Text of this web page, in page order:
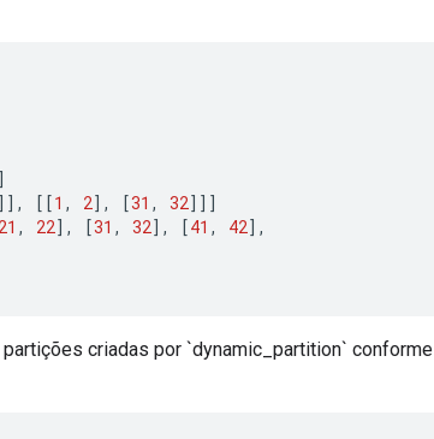
]], [[1 , 2], [31 , 32]]]
21 , 22], [31 , 32], [41 , 42],
criadas por `dynamic_partition` conforme